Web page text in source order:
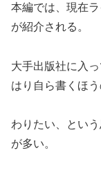
本編では、現在
が紹介される。
大手出版社に入
はり自ら書くほ
わりたい、とい
が多い。